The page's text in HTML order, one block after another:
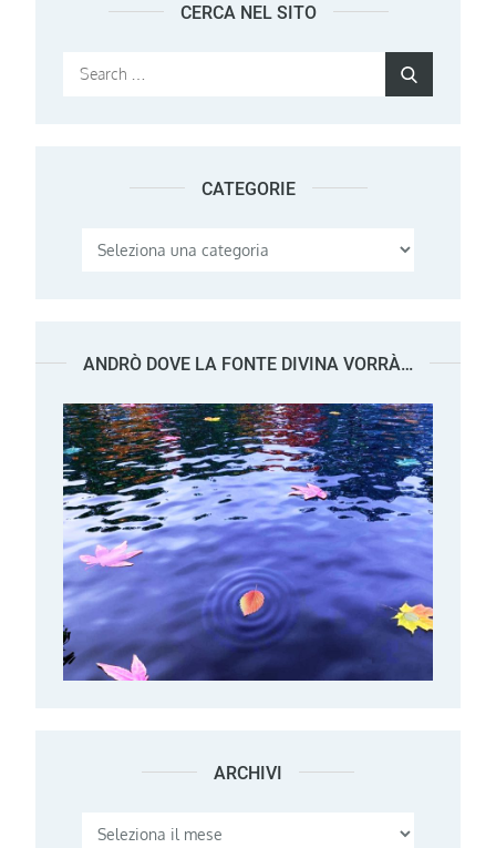
CERCA NEL SITO
Search
CATEGORIE
Categorie
ANDRÒ DOVE LA FONTE DIVINA VORRÀ…
ARCHIVI Archivi